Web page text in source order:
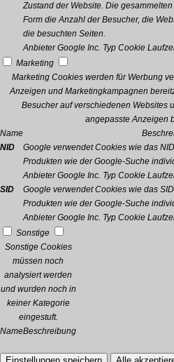
Zustand der Website. Die
Form die Anzahl der Besucher, die
die besuchten Seiten.
Anbieter Google Inc. Typ Cookie
Marketing
Marketing Cookies werden für Werbung
Anzeigen und Marketingkampagnen
Besucher auf verschiedenen Websites
angepasste Anzeigen
Name
NID
Google verwendet Cookies wie das
Produkten wie der Google-Suche
Anbieter Google Inc. Typ Cookie
SID
Google verwendet Cookies wie das
Produkten wie der Google-Suche
Anbieter Google Inc. Typ Cookie
Sonstige
Sonstige Cookies
müssen noch
analysiert werden
und wurden noch in
keiner Kategorie
eingestuft.
NameBeschreibung